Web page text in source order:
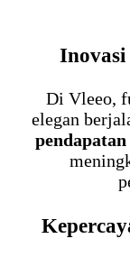
Inovasi
Di Vleeo,
elegan